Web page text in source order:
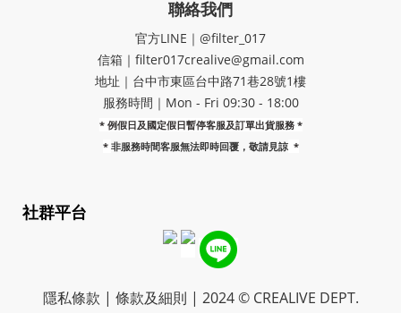
聯絡我們
官方LINE｜@filter_017
信箱｜filter017crealive@gmail.com
地址｜​台中市東區台中路71巷28號1樓
服務時間｜Mon - Fri 09:30 - 18:00
* 例假日及國定假日暫停客服及訂單出貨服務 *
* 非服務時間客服無法即時回覆，敬請見諒 *
社群平台
隱私條款 | 條款及細則 | 2024 © CREALIVE DEPT.